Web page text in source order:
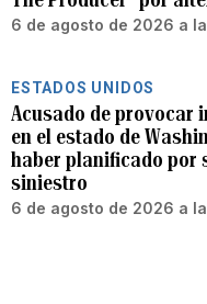
6 de agosto de 2026 a
ESTADOS UNIDOS
Acusado de provocar
en el estado de
haber planificado por
siniestro
6 de agosto de 2026 a